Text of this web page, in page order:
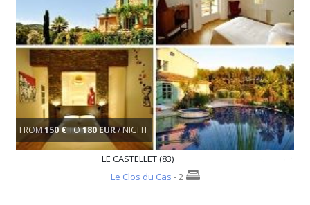
FROM150 €TO180 EUR/ NIGHT
LE CASTELLET (83)
Le Clos du Cas - 2